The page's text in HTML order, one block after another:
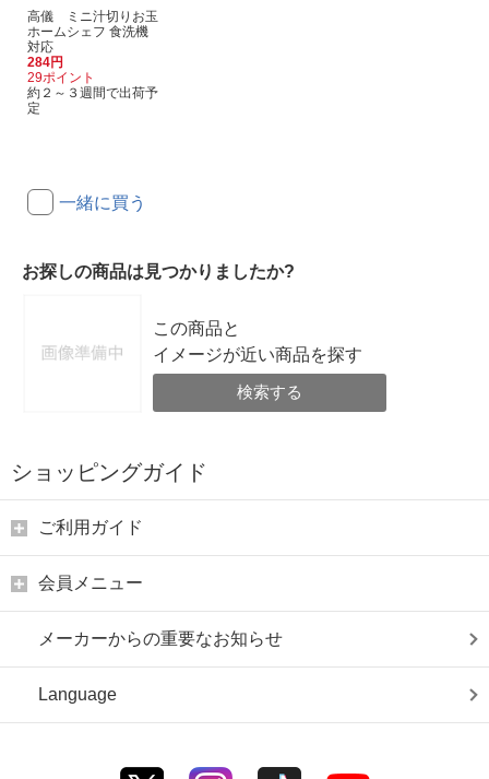
高儀 ミニ汁切りお玉
ホームシェフ 食洗機
対応
284円
29ポイント
約２～３週間で出荷予
定
一緒に買う
お探しの商品は見つかりましたか?
この商品と
イメージが近い商品を探す
検索する
ショッピングガイド
ご利用ガイド
会員メニュー
メーカーからの重要なお知らせ
Language